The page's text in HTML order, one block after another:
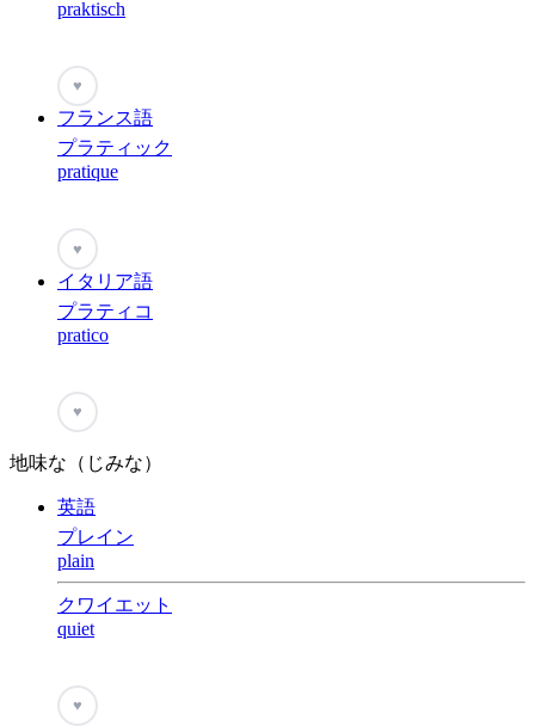
praktisch
♥
フランス語
プラティック
pratique
♥
イタリア語
プラティコ
pratico
♥
地味な（じみな）
英語
プレイン
plain
クワイエット
quiet
♥